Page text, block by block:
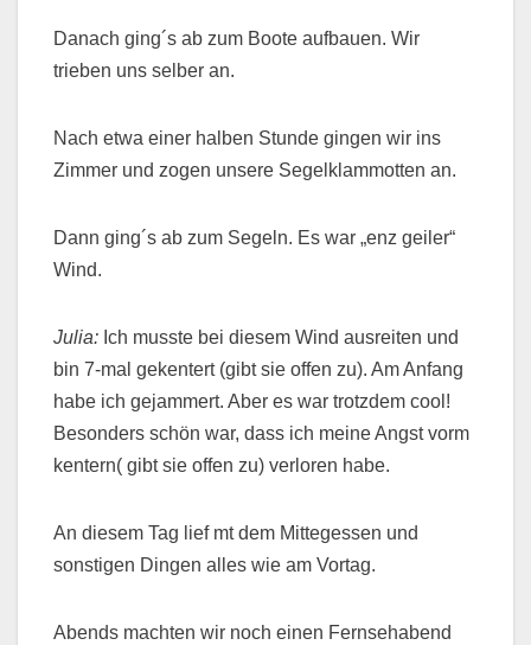
Danach ging´s ab zum Boote aufbauen. Wir
trieben uns selber an.
Nach etwa einer halben Stunde gingen wir ins
Zimmer und zogen unsere Segelklammotten an.
Dann ging´s ab zum Segeln. Es war „enz geiler“
Wind.
Julia: Ich musste bei diesem Wind ausreiten und
bin 7-mal gekentert (gibt sie offen zu). Am Anfang
habe ich gejammert. Aber es war trotzdem cool!
Besonders schön war, dass ich meine Angst vorm
kentern( gibt sie offen zu) verloren habe.
An diesem Tag lief mt dem Mittegessen und
sonstigen Dingen alles wie am Vortag.
Abends machten wir noch einen Fernsehabend